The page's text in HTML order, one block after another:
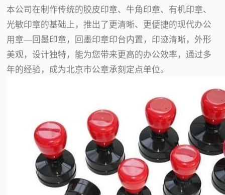
本公司在制作传统的胶皮印章、牛角印章、有机印章、
光敏印章的基础上，推出了更清晰、更便捷的现代办公
用章—回墨印章，回墨印章印台内置，印迹清晰，外形
美观，设计独特，能为您带来更高的办公效率，通过多
年的经验，成为北京市公章承刻定点单位。